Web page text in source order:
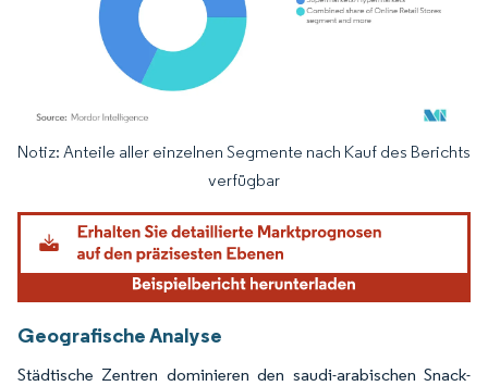
Bild © Mordor Intelligence. Wiederverwendung erfordert Namensnennung gemäß
Notiz: Anteile aller einzelnen Segmente nach Kauf des Berichts
verfügbar
Geografische Analyse
Städtische Zentren dominieren den saudi-arabischen Snack-